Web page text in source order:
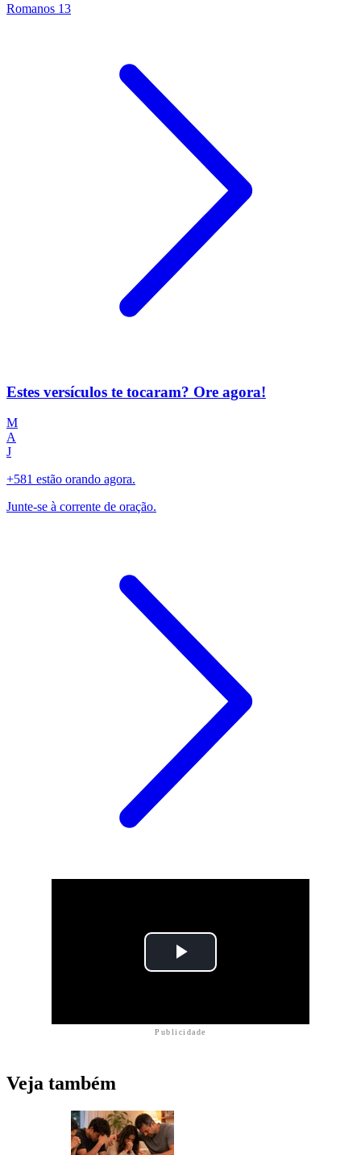
Romanos 13
Estes versículos te tocaram? Ore agora!
M
A
J
+581 estão orando agora.
Junte-se à corrente de oração.
Publicidade
Veja também